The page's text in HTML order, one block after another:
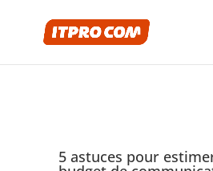
5 astuces pour